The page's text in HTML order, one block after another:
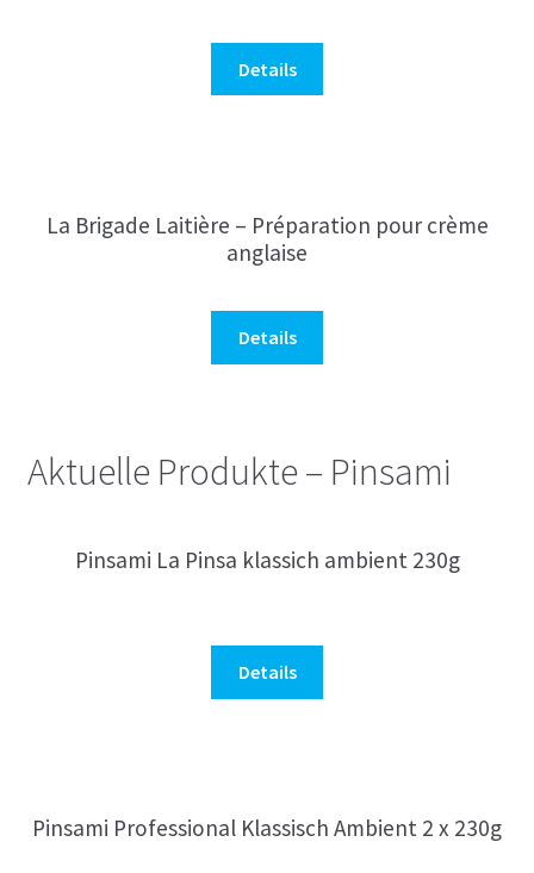
Details
La Brigade Laitière – Préparation pour crème
anglaise
Details
Aktuelle Produkte – Pinsami
Pinsami La Pinsa klassich ambient 230g
Details
Pinsami Professional Klassisch Ambient 2 x 230g